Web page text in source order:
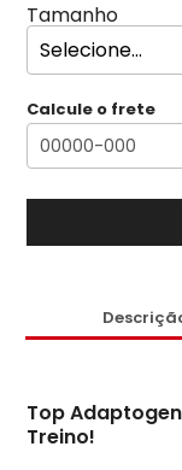
Tamanho
Calcule o frete
Top
Treino!